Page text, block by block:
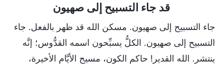
قد جاء التسبيح إلى صهيون
جاء التسبيح إلى صهيون. مسكن الله قد ظهر بالفعل. جاء
التسبيح إلى صهيون. الكلُّ يسبِّحون اسمه القدُّوس؛ إنَّه
ينتشر. الله القدير! حاكم الكون، مسيح الأيَّام الأخيرة،